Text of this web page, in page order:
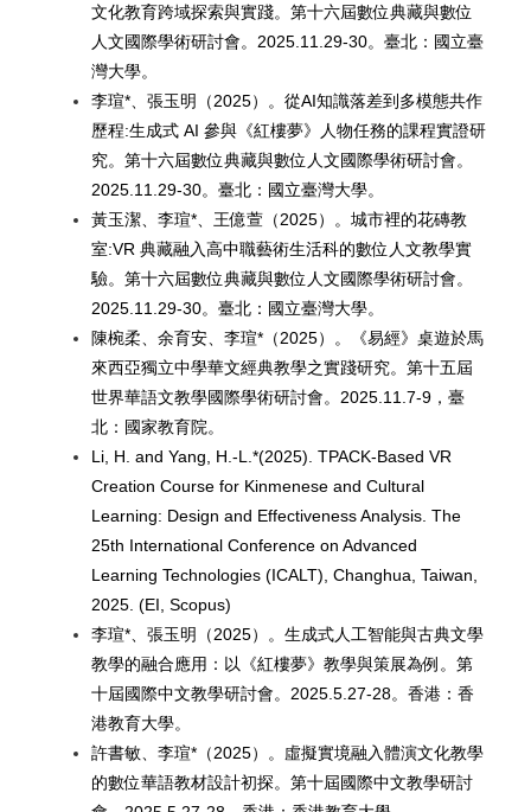
文化教育跨域探索與實踐。第十六屆數位典藏與數位
人文國際學術研討會。2025.11.29-30。臺北：國立臺
灣大學。
李瑄*、張玉明（2025）。從AI知識落差到多模態共作
歷程:生成式 AI 參與《紅樓夢》人物任務的課程實證研
究。第十六屆數位典藏與數位人文國際學術研討會。
2025.11.29-30。臺北：國立臺灣大學。
黃玉潔、李瑄*、王億萱（2025）。城市裡的花磚教
室:VR 典藏融入高中職藝術生活科的數位人文教學實
驗。第十六屆數位典藏與數位人文國際學術研討會。
2025.11.29-30。臺北：國立臺灣大學。
陳椀柔、余育安、李瑄*（2025）。《易經》桌遊於馬
來西亞獨立中學華文經典教學之實踐研究。第十五屆
世界華語文教學國際學術研討會。2025.11.7-9，臺
北：國家教育院。
Li, H. and Yang, H.-L.*(2025). TPACK-Based VR
Creation Course for Kinmenese and Cultural
Learning: Design and Effectiveness Analysis. The
25th International Conference on Advanced
Learning Technologies (ICALT), Changhua, Taiwan,
2025. (EI, Scopus)
李瑄*、張玉明（2025）。生成式人工智能與古典文學
教學的融合應用：以《紅樓夢》教學與策展為例。第
十屆國際中文教學研討會。2025.5.27-28。香港：香
港教育大學。
許書敏、李瑄*（2025）。虛擬實境融入體演文化教學
的數位華語教材設計初探。第十屆國際中文教學研討